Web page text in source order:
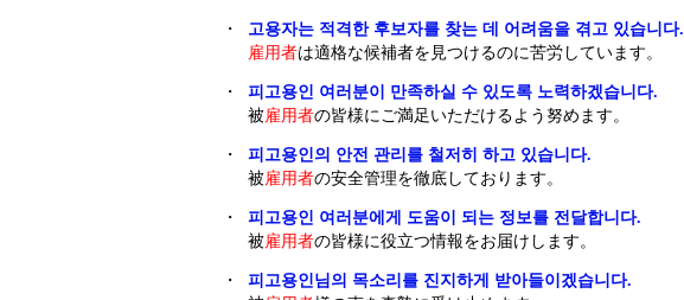
・
고용자는 적격한 후보자를 찾는 데 어려움을 겪고 있습니다.
雇用者は適格な候補者を見つけるのに苦労しています。
・
피고용인 여러분이 만족하실 수 있도록 노력하겠습니다.
被雇用者の皆様にご満足いただけるよう努めます。
・
피고용인의 안전 관리를 철저히 하고 있습니다.
被雇用者の安全管理を徹底しております。
・
피고용인 여러분에게 도움이 되는 정보를 전달합니다.
被雇用者の皆様に役立つ情報をお届けします。
・
피고용인님의 목소리를 진지하게 받아들이겠습니다.